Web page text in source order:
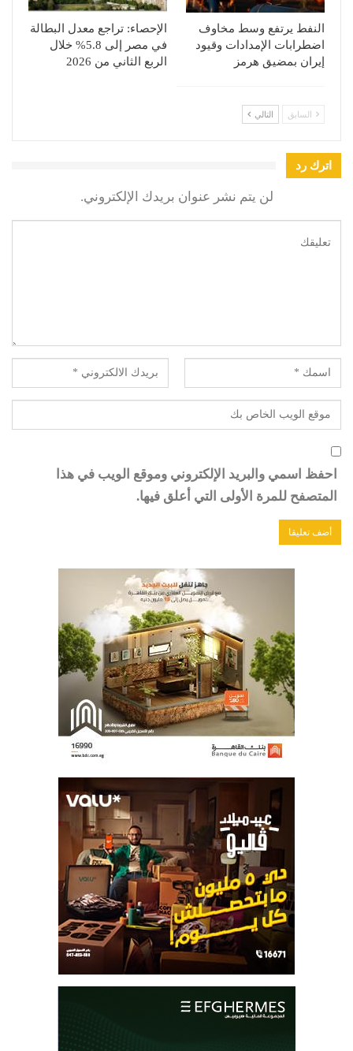
النفط يرتفع وسط مخاوف
اضطرابات الإمدادات وقيود
إيران بمضيق هرمز
الإحصاء: تراجع معدل البطالة
في مصر إلى 5.8% خلال
الربع الثاني من 2026
السابق التالي
اترك رد
لن يتم نشر عنوان بريدك الإلكتروني.
احفظ اسمي والبريد الإلكتروني وموقع الويب في هذا
المتصفح للمرة الأولى التي أعلق فيها.